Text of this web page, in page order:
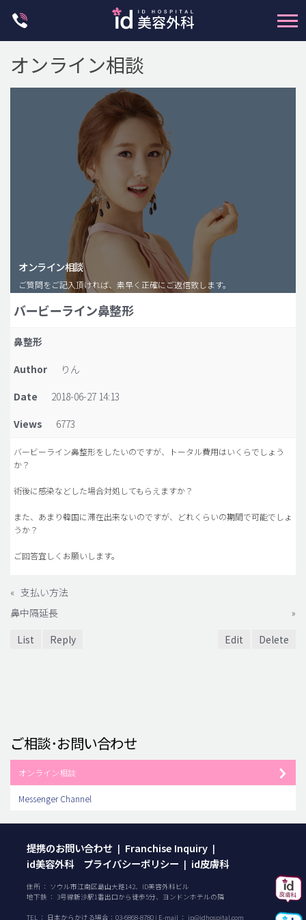
脂肪注入(アンチエイジング)
豊胸手術・バストアップ
プチ整形
idリアルストーリー
idニュース
病院紹介
安全整形
料金一覧
ご相談のお問い合わせ
オンライン相談
オンライン相談
ご質問をご記入頂ければ、素早く正確にご返信致します。
バービーライン鼻整形
鼻整形
Author
りん
Date
2018-06-27 14:13
Views
6773
バービーライン鼻整形をしたいのですが、トータル費用はいくらでしょう
か？
術後に感染などした場合対処してもらえますか？
また、あまり韓国に滞在出来ないのですが、どれくらいの期間で可能でしょ
うか？
ご回答宜しくお願いします。
« 支払い方法
鼻中隔延長
»
List
Reply Edit Delete
ご相談･お問い合わせ
オンライン相談
Messenger Channel
提携のお問い合わせ | Franchise Inquiry |
id美容外科 プライバシーポリシー | id皮膚科
住所 ： ソウル市江南区島山大路142、ID美容外科ビル
地下鉄 ： 3号線新沙駅1番出口から徒歩5分、ヨンドンホテルの隣
TEL ： 日本からかける場合： 03-6868-8780 | E-mail ： jp@idhospital.com